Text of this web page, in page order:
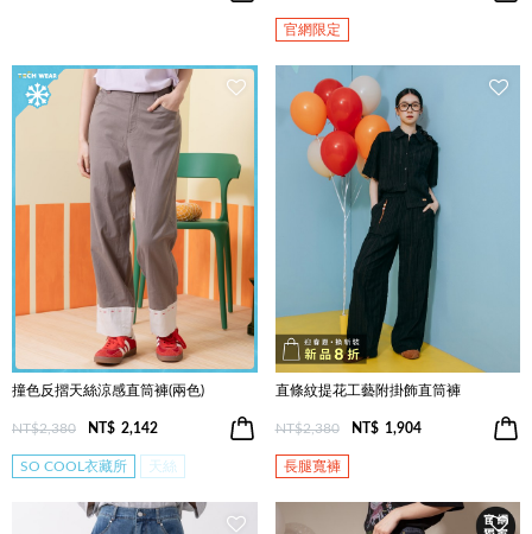
官網限定
撞色反摺天絲涼感直筒褲(兩色)
NT$2,380 NT$ 2,142
SO COOL衣藏所 天絲
直條紋提花工藝附掛飾直筒褲
NT$2,380 NT$ 1,904
長腿寬褲